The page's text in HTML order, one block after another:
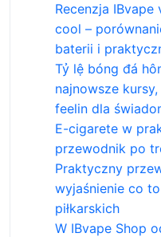
Recenzja
cool –
baterii i
Tỷ lệ bóng đá
najnowsze
feelin dla
E-cigarete w
przewodnik po
Praktyczny
wyjaśnienie co
piłkarskich
W IBvape Shop